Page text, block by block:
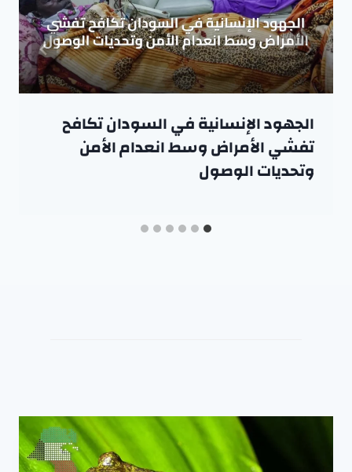
الجهود الإنسانية في السودان تكافح
تفشي الأمراض وسط انعدام الأمن
وتحديات الوصول